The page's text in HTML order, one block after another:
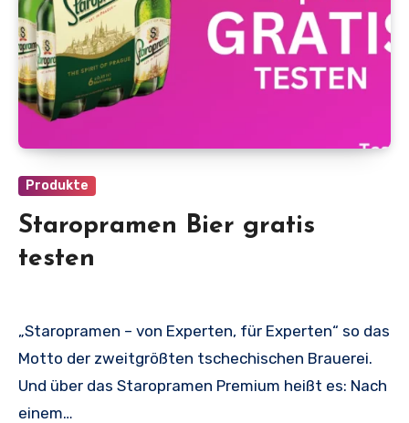
Produkte
Staropramen Bier gratis
testen
„Staropramen – von Experten, für Experten“ so das
Motto der zweitgrößten tschechischen Brauerei.
Und über das Staropramen Premium heißt es: Nach
einem…